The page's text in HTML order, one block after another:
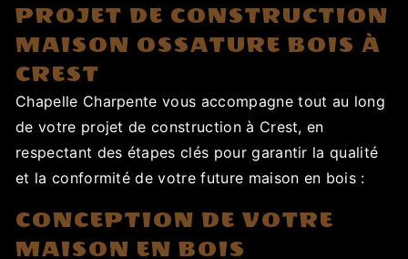
PROJET DE CONSTRUCTION
MAISON OSSATURE BOIS À
CREST
Chapelle Charpente vous accompagne tout au long
de votre projet de construction à Crest, en
respectant des étapes clés pour garantir la qualité
et la conformité de votre future maison en bois :
CONCEPTION DE VOTRE
MAISON EN BOIS